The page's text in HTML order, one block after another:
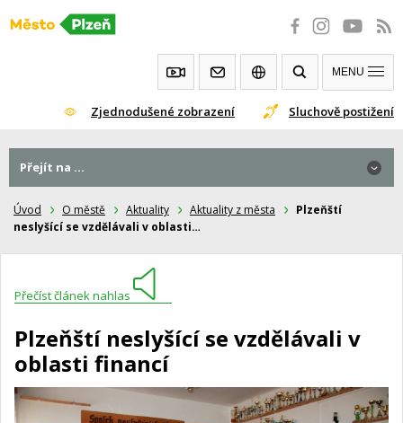
Přeskočit
Zjednodušené zobrazení Sluchově postižení
MENU
Úvod O městě Aktuality Aktuality z města
Plzeňští
neslyšící se vzdělávali v oblasti…
Přečíst článek nahlas
Plzeňští neslyšící se vzdělávali v
oblasti financí
Přejít na ...